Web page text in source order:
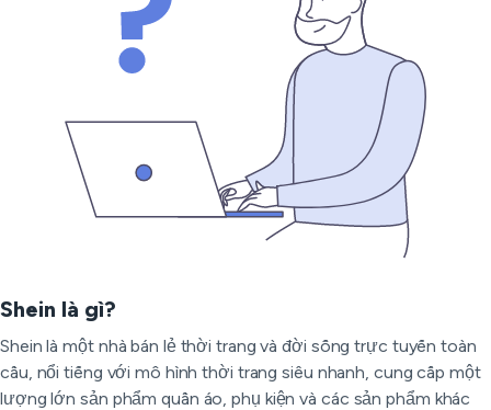
Shein là gì?
Shein là một nhà bán lẻ thời trang và đời sống trực tuyến toàn
cầu, nổi tiếng với mô hình thời trang siêu nhanh, cung cấp một
lượng lớn sản phẩm quần áo, phụ kiện và các sản phẩm khác